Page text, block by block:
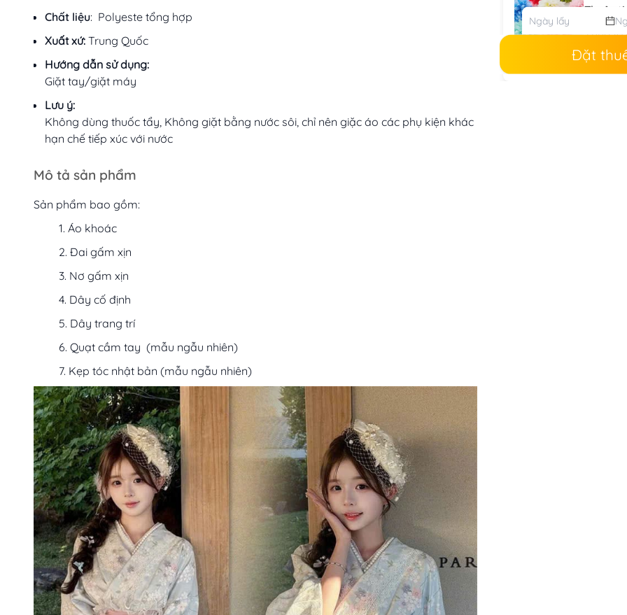
Chất liệu: Polyeste tổng hợp
Xuất xứ: Trung Quốc
Hướng dẫn sử dụng:
Giặt tay/giặt máy
Lưu ý:
Không dùng thuốc tẩy, Không giặt bằng nước sôi, chỉ nên giặc áo các phụ kiện khác
hạn chế tiếp xúc với nước
Mô tả sản phẩm
Sản phẩm bao gồm:
Áo khoác
Đai gấm xịn
Nơ gấm xịn
Dây cố định
Dây trang trí
Quạt cầm tay (mẫu ngẫu nhiên)
Kẹp tóc nhật bản (mẫu ngẫu nhiên)
Thuộc
Thuê:
Mua:
Đặt